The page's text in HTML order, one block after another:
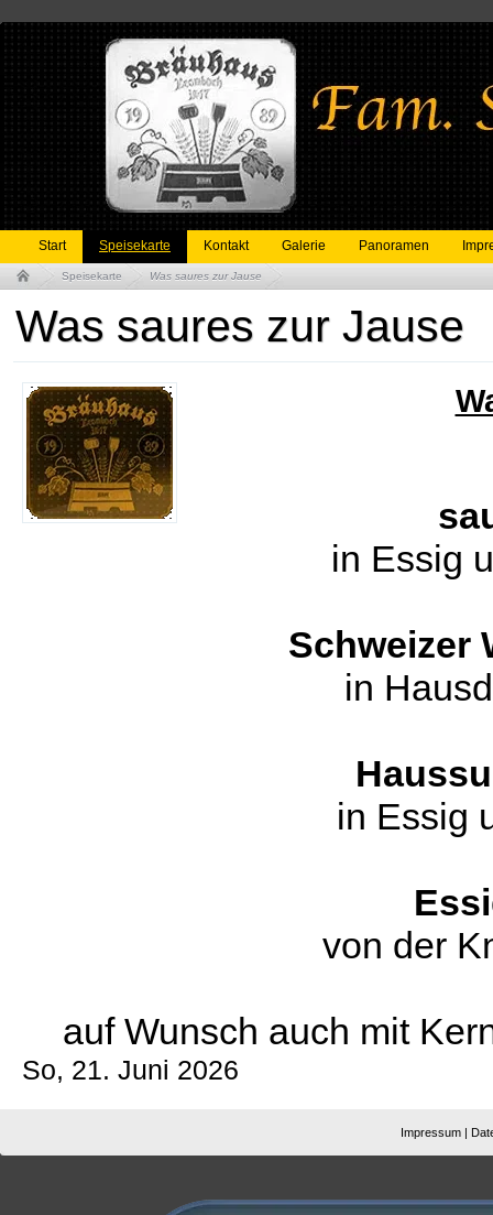
Start Speisekarte Kontakt Galerie Panoramen
Speisekarte Was saures zur Jause
Was saures zur Jause
in Essig
Schweizer
in
in Essig
von der
auf Wunsch auch mit
So, 21. Juni 2026
Impressum|